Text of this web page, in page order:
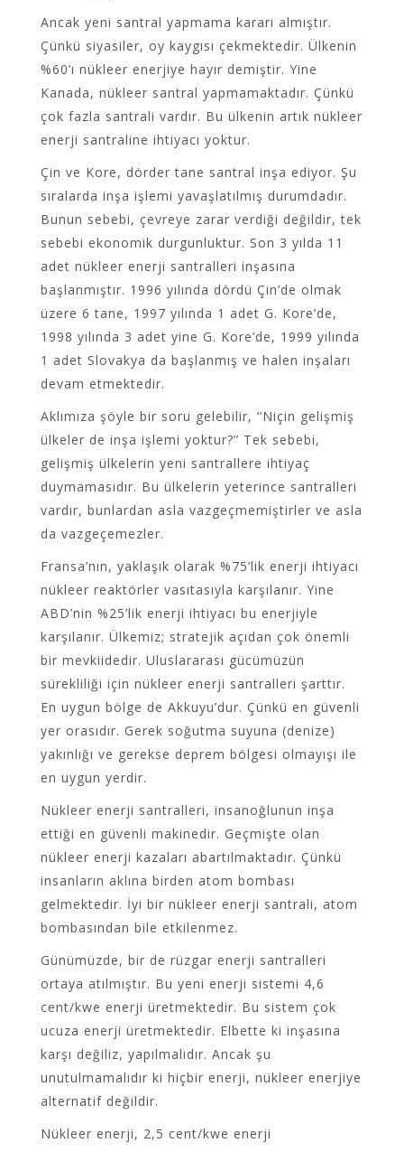
Ancak yeni santral yapmama kararı almıştır.
Çünkü siyasiler, oy kaygısı çekmektedir. Ülkenin
%60’ı nükleer enerjiye hayır demiştir. Yine
Kanada, nükleer santral yapmamaktadır. Çünkü
çok fazla santrali vardır. Bu ülkenin artık nükleer
enerji santraline ihtiyacı yoktur.
Çin ve Kore, dörder tane santral inşa ediyor. Şu
sıralarda inşa işlemi yavaşlatılmış durumdadır.
Bunun sebebi, çevreye zarar verdiği değildir, tek
sebebi ekonomik durgunluktur. Son 3 yılda 11
adet nükleer enerji santralleri inşasına
başlanmıştır. 1996 yılında dördü Çin’de olmak
üzere 6 tane, 1997 yılında 1 adet G. Kore’de,
1998 yılında 3 adet yine G. Kore’de, 1999 yılında
1 adet Slovakya da başlanmış ve halen inşaları
devam etmektedir.
Aklımıza şöyle bir soru gelebilir, ‘’Niçin gelişmiş
ülkeler de inşa işlemi yoktur?’’ Tek sebebi,
gelişmiş ülkelerin yeni santrallere ihtiyaç
duymamasıdır. Bu ülkelerin yeterince santralleri
vardır, bunlardan asla vazgeçmemiştirler ve asla
da vazgeçemezler.
Fransa’nın, yaklaşık olarak %75’lik enerji ihtiyacı
nükleer reaktörler vasıtasıyla karşılanır. Yine
ABD’nin %25’lik enerji ihtiyacı bu enerjiyle
karşılanır. Ülkemiz; stratejik açıdan çok önemli
bir mevkiidedir. Uluslararası gücümüzün
sürekliliği için nükleer enerji santralleri şarttır.
En uygun bölge de Akkuyu’dur. Çünkü en güvenli
yer orasıdır. Gerek soğutma suyuna (denize)
yakınlığı ve gerekse deprem bölgesi olmayışı ile
en uygun yerdir.
Nükleer enerji santralleri, insanoğlunun inşa
ettiği en güvenli makinedir. Geçmişte olan
nükleer enerji kazaları abartılmaktadır. Çünkü
insanların aklına birden atom bombası
gelmektedir. İyi bir nükleer enerji santrali, atom
bombasından bile etkilenmez.
Günümüzde, bir de rüzgar enerji santralleri
ortaya atılmıştır. Bu yeni enerji sistemi 4,6
cent/kwe enerji üretmektedir. Bu sistem çok
ucuza enerji üretmektedir. Elbette ki inşasına
karşı değiliz, yapılmalıdır. Ancak şu
unutulmamalıdır ki hiçbir enerji, nükleer enerjiye
alternatif değildir.
Nükleer enerji, 2,5 cent/kwe enerji